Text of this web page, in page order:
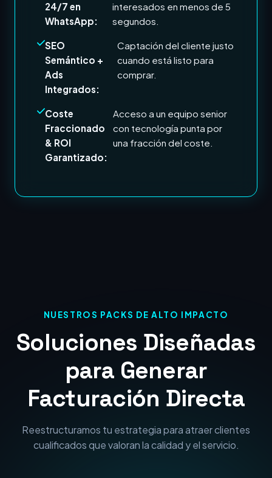
24/7 en
WhatsApp:
interesados en menos de 5
segundos.
SEO
Semántico +
Ads
Integrados:
Captación del cliente justo
cuando está listo para
comprar.
Coste
Fraccionado
& ROI
Garantizado:
Acceso a un equipo senior
con tecnología punta por
una fracción del coste.
NUESTROS PACKS DE ALTO IMPACTO
Soluciones Diseñadas
para Generar
Facturación Directa
Reestructuramos tu estrategia para atraer clientes
cualificados que valoran la calidad y el servicio.